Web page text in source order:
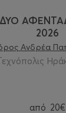
2026
Ανδρέα
από 20€